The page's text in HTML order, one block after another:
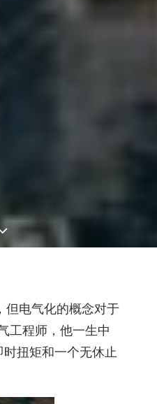
但电气化的概念对于
工程师，他一生中
扭矩和一个无休止